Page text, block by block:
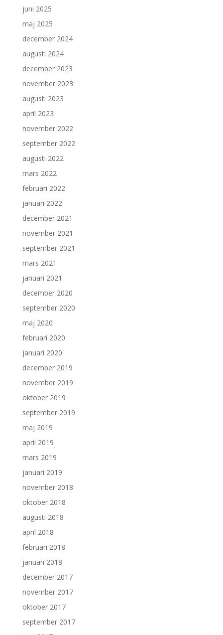
juni 2025
maj 2025
december 2024
augusti 2024
december 2023
november 2023
augusti 2023
april 2023
november 2022
september 2022
augusti 2022
mars 2022
februari 2022
januari 2022
december 2021
november 2021
september 2021
mars 2021
januari 2021
december 2020
september 2020
maj 2020
februari 2020
januari 2020
december 2019
november 2019
oktober 2019
september 2019
maj 2019
april 2019
mars 2019
januari 2019
november 2018
oktober 2018
augusti 2018
april 2018
februari 2018
januari 2018
december 2017
november 2017
oktober 2017
september 2017